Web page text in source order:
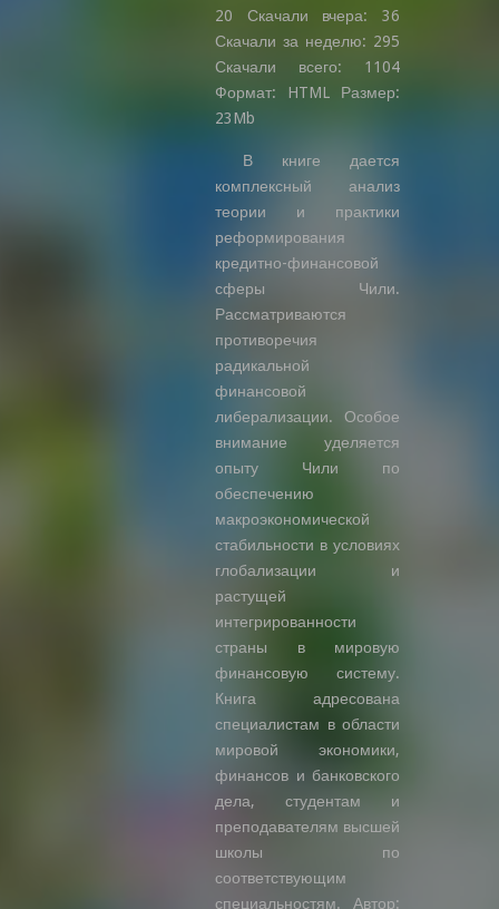
20 Скачали вчера: 36
Скачали за неделю: 295
Скачали всего: 1104
Формат: HTML Размер:
23Mb
В книге дается
комплексный анализ
теории и практики
реформирования
кредитно-финансовой
сферы Чили.
Рассматриваются
противоречия
радикальной
финансовой
либерализации. Особое
внимание уделяется
опыту Чили по
обеспечению
макроэкономической
стабильности в условиях
глобализации и
растущей
интегрированности
страны в мировую
финансовую систему.
Книга адресована
специалистам в области
мировой экономики,
финансов и банковского
дела, студентам и
преподавателям высшей
школы по
соответствующим
специальностям. Автор: